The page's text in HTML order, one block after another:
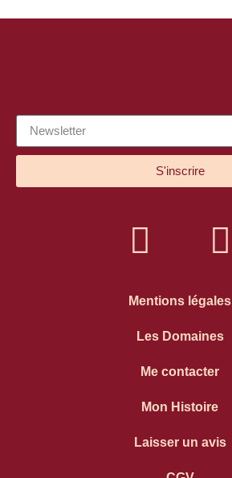
S'inscrire
Mentions légales
Les Domaines
Me contacter
Mon Histoire
Laisser un avis